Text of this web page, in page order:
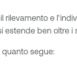
e
ben oltre
segue: